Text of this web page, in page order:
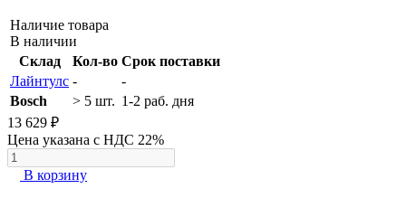
Наличие товара
В наличии
Склад
Кол-во Срок поставки
Лайнтулс -
-
Bosch
> 5 шт. 1-2 раб. дня
13 629 ₽
Цена указана с НДС 22%
В корзину